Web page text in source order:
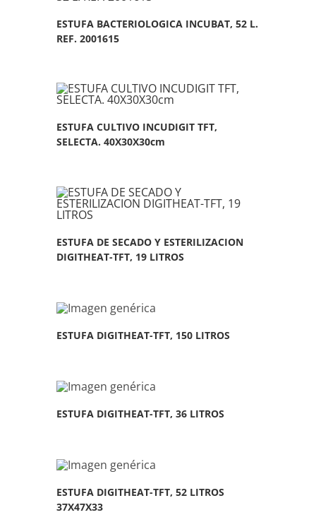
ESTUFA BACTERIOLOGICA INCUBAT, 52 L.
REF. 2001615
ESTUFA CULTIVO INCUDIGIT TFT,
SELECTA. 40X30X30cm
ESTUFA DE SECADO Y ESTERILIZACION
DIGITHEAT-TFT, 19 LITROS
ESTUFA DIGITHEAT-TFT, 150 LITROS
ESTUFA DIGITHEAT-TFT, 36 LITROS
ESTUFA DIGITHEAT-TFT, 52 LITROS
37X47X33